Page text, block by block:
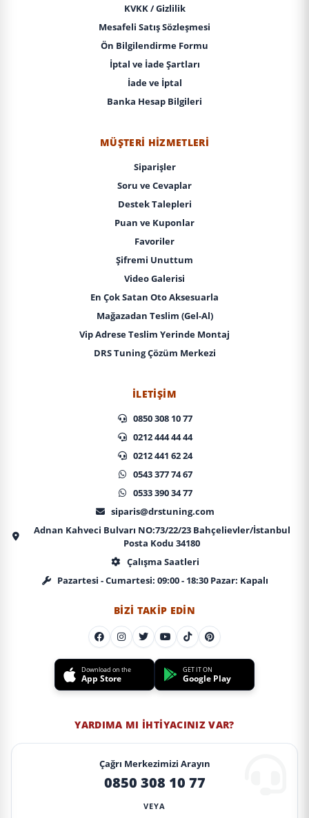
KVKK / Gizlilik
Mesafeli Satış Sözleşmesi
Ön Bilgilendirme Formu
İptal ve İade Şartları
İade ve İptal
Banka Hesap Bilgileri
MÜŞTERI HIZMETLERI
Siparişler
Soru ve Cevaplar
Destek Talepleri
Puan ve Kuponlar
Favoriler
Şifremi Unuttum
Video Galerisi
En Çok Satan Oto Aksesuarla
Mağazadan Teslim (Gel-Al)
Vip Adrese Teslim Yerinde Montaj
DRS Tuning Çözüm Merkezi
İLETIŞIM
0850 308 10 77
0212 444 44 44
0212 441 62 24
0543 377 74 67
0533 390 34 77
siparis@drstuning.com
Adnan Kahveci Bulvarı NO:73/22/23 Bahçelievler/İstanbul
Posta Kodu 34180
Çalışma Saatleri
Pazartesi - Cumartesi: 09:00 - 18:30 Pazar: Kapalı
BIZI TAKIP EDIN
Download on the
App Store
GET IT ON
Google Play
YARDIMA MI İHTIYACINIZ VAR?
Çağrı Merkezimizi Arayın
0850 308 10 77
VEYA